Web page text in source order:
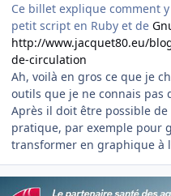
Ce billet explique comment
petit script en Ruby et de
http://www.jacquet80.eu/
de-circulation
​Ah, voilà en gros ce que je
outils que je ne connais pas
Après il doit être possible
pratique, par exemple pour
transformer en graphique à